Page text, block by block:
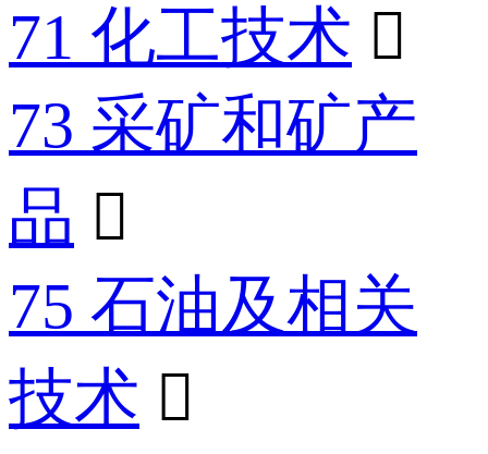
71 化工技术 
73 采矿和矿产
品 
75 石油及相关
技术 